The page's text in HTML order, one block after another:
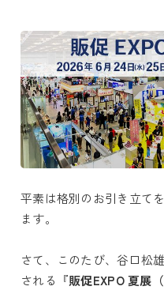
平素は格別のお引き立て
ます。
さて、このたび、谷口松
される『販促EXPO 夏展